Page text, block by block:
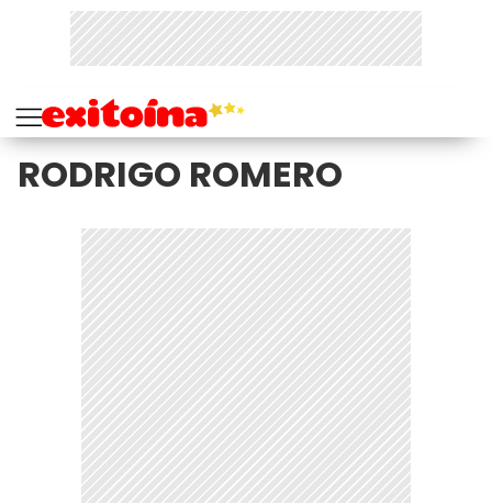
RODRIGO ROMERO